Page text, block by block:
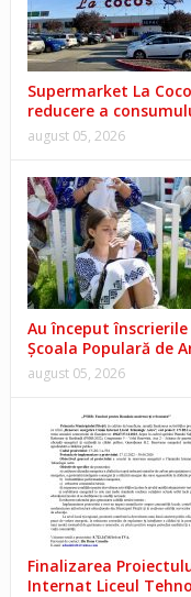
Supermarket La
reducere a
august 05, 2026
Au început
Școala Populară de
august 05, 2026
Finalizarea
Internat Liceul